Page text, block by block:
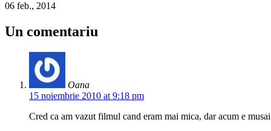
06 feb., 2014
Un comentariu
Oana
15 noiembrie 2010 at 9:18 pm
Cred ca am vazut filmul cand eram mai mica, dar acum e